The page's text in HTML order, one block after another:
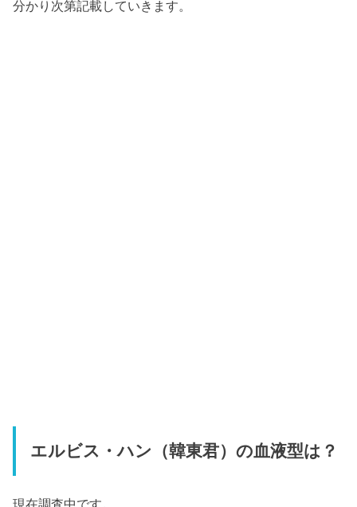
分かり次第記載していきます。
エルビス・ハン（韓東君）の血液型は？
現在調査中です。